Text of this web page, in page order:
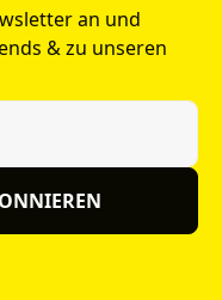
an und
& zu unseren